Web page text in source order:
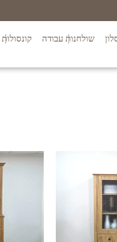
שולחנות עבודה